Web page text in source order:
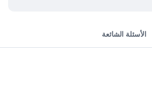
الأسئلة الشائعة